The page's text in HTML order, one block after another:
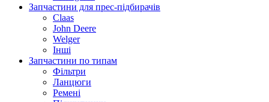
Запчастини для прес-підбирачів
Claas
John Deere
Welger
Інші
Запчастини по типам
Фільтри
Ланцюги
Ремені